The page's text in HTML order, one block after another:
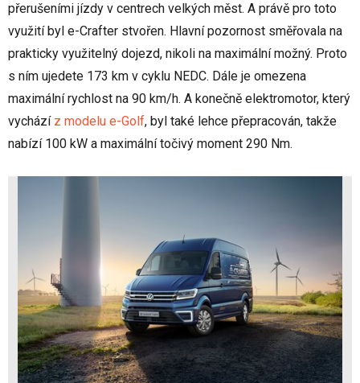
přerušeními jízdy v centrech velkých měst. A právě pro toto
využití byl e-Crafter stvořen. Hlavní pozornost směřovala na
prakticky využitelný dojezd, nikoli na maximální možný. Proto
s ním ujedete 173 km v cyklu NEDC. Dále je omezena
maximální rychlost na 90 km/h. A konečně elektromotor, který
vychází z modelu e-Golf, byl také lehce přepracován, takže
nabízí 100 kW a maximální točivý moment 290 Nm.